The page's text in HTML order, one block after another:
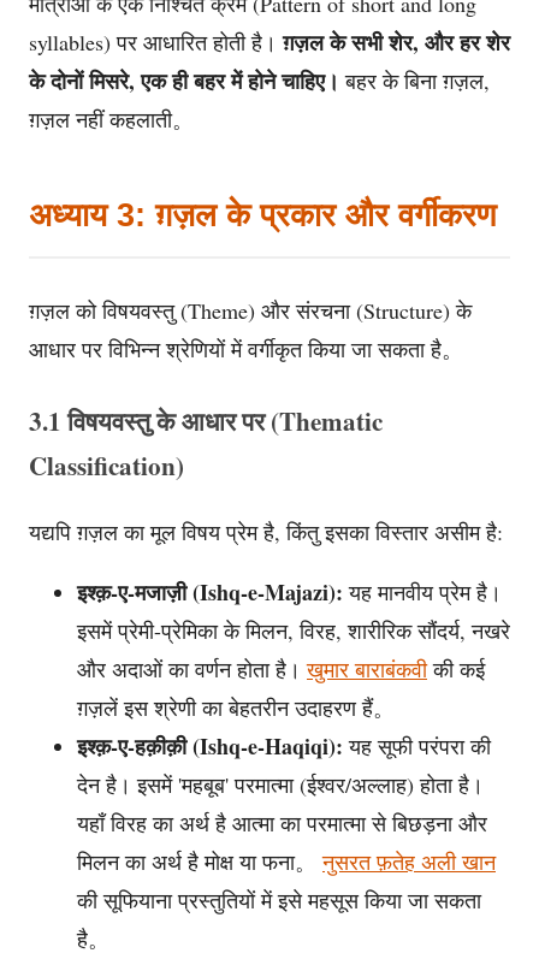
syllables) पर आधारित होती है।ग़ज़ल के सभी शेर, और हर शेर
के दोनों मिसरे, एक ही बहर में होने चाहिए। बहर के बिना ग़ज़ल,
ग़ज़ल नहीं कहलाती。
अध्याय 3: ग़ज़ल के प्रकार और वर्गीकरण
ग़ज़ल को विषयवस्तु (Theme) और संरचना (Structure) के
आधार पर विभिन्न श्रेणियों में वर्गीकृत किया जा सकता है。
3.1 विषयवस्तु के आधार पर (Thematic
Classification)
यद्यपि ग़ज़ल का मूल विषय प्रेम है, किंतु इसका विस्तार असीम है:
इश्क़-ए-मजाज़ी (Ishq-e-Majazi): यह मानवीय प्रेम है।
इसमें प्रेमी-प्रेमिका के मिलन, विरह, शारीरिक सौंदर्य, नखरे
और अदाओं का वर्णन होता है।खुमार बाराबंकवीकी कई
ग़ज़लें इस श्रेणी का बेहतरीन उदाहरण हैं。
इश्क़-ए-हक़ीक़ी (Ishq-e-Haqiqi): यह सूफी परंपरा की
देन है। इसमें 'महबूब' परमात्मा (ईश्वर/अल्लाह) होता है।
यहाँ विरह का अर्थ है आत्मा का परमात्मा से बिछड़ना और
मिलन का अर्थ है मोक्ष या फना。नुसरत फ़तेह अली खान
की सूफियाना प्रस्तुतियों में इसे महसूस किया जा सकता
है。